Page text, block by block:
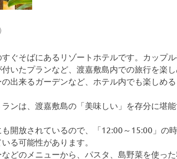
ぐそばにあるリゾートホテルです。カップ
いたプランなど、渡嘉敷島内での旅行を楽
出来るガーデンなど、ホテル内でも楽しめ
ンは、渡嘉敷島の「美味しい」を存分に堪
開放されているので、「12:00～15:00」の
る可能性があります。
どのメニューから、パスタ、島野菜を使っ